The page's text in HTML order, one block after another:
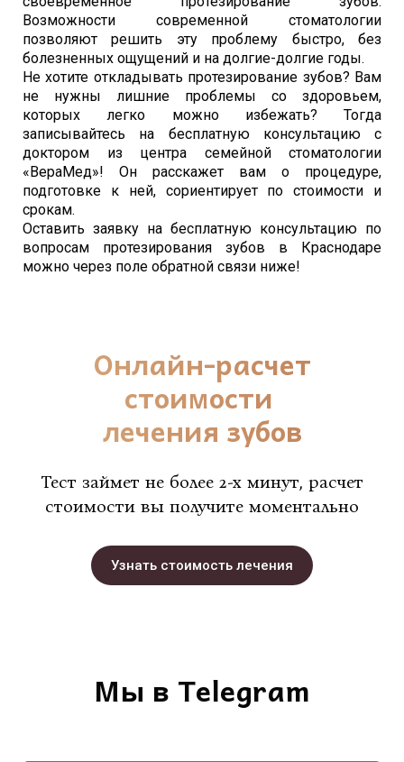
Возможности современной стоматологии
позволяют решить эту проблему быстро, без
болезненных ощущений и на долгие-долгие годы.
Не хотите откладывать протезирование зубов? Вам
не нужны лишние проблемы со здоровьем,
которых легко можно избежать? Тогда
записывайтесь на бесплатную консультацию с
доктором из центра семейной стоматологии
«ВераМед»! Он расскажет вам о процедуре,
подготовке к ней, сориентирует по стоимости и
срокам.
Оставить заявку на бесплатную консультацию по
вопросам протезирования зубов в Краснодаре
можно через поле обратной связи ниже!
Онлайн-расчет
стоимости
лечения зубов
Тест займет не более 2-х минут, расчет
стоимости вы получите моментально
Узнать стоимость лечения
Мы в Telegram